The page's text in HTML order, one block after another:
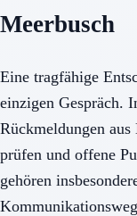
Meerbusch
Eine tragfähige
einzigen Gespräch.
Rückmeldungen
prüfen und offene
gehören